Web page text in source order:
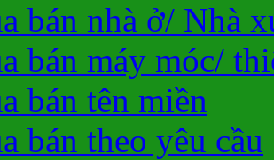
bán nhà ở/ Nhà
bán máy móc/
bán tên miền
bán theo yêu cầu